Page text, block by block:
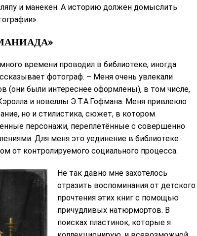
и манекен. А историю должен домыслить
времени проводил в библиотеке, иногда
фотограф. – Меня очень увлекали
(они были интереснее оформлены), в том числе,
и новеллы Э.Т.А.Гофмана. Меня привлекло
но и стилистика, сюжет, в котором
персонажи, переплетённые с совершенно
Для меня это уединение в библиотеке
от контролируемого социального процесса.
Не так давно мне захотелось
отразить воспоминания от детского
прочтения этих книг с помощью
причудливых натюрмортов. В
поиcках пластинок, которые я